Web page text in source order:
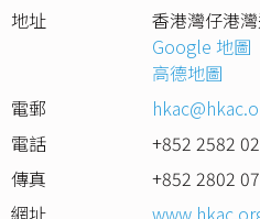
地址
香港灣仔港
Google 地圖
高德地圖
電郵
電話
+852 2582
傳真
+852 2802
網址